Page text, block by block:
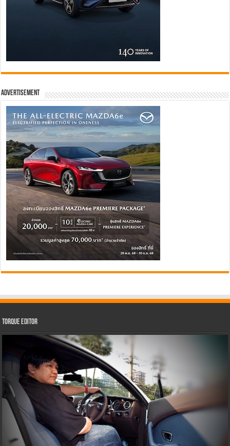
Advertisement
Torque Editor